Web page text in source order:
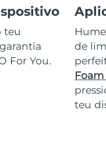
teu
For You.
de
Foam
teu